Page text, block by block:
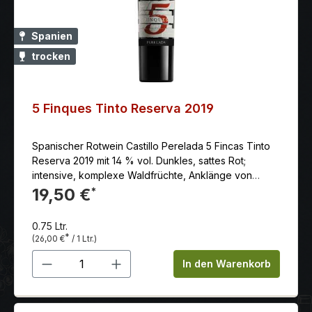
samtigem Merlot und der eleganten Struktur des
Cabernet Sauvignon zu einem absolut harmonischen
Genuss verschmilzt.
Spanien
trocken
5 Finques Tinto Reserva 2019
Spanischer Rotwein Castillo Perelada 5 Fincas Tinto
Reserva 2019 mit 14 % vol. Dunkles, sattes Rot;
intensive, komplexe Waldfrüchte, Anklänge von
Vanille, Kaffee und Tabak; feinwürzige Frucht;
zartsüßlich; feinkörniges Tannin, perfekt
stilvollAnbaugebiet: Das Anbaugebiet Empordà –
Costa Brava liegt am nord-östlichen Ende Spaniens.
Nachdem der Weinbau durch die Reblaus im 19.
Jahrhundert fast vollständig zerstört wurde, erholte
Katastrophe. Klassifizierung: "Denominacion de
19,50 €*
0.75 Ltr.
(26,00 €* / 1 Ltr.)
Produkt Anzahl: Gib denIn den Warenkorb